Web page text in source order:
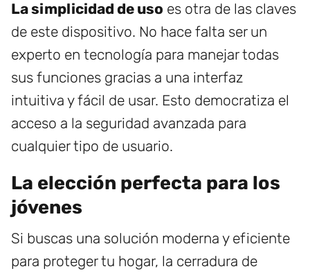
La simplicidad de uso es otra de las claves
de este dispositivo. No hace falta ser un
experto en tecnología para manejar todas
sus funciones gracias a una interfaz
intuitiva y fácil de usar. Esto democratiza el
acceso a la seguridad avanzada para
cualquier tipo de usuario.
La elección perfecta para los
jóvenes
Si buscas una solución moderna y eficiente
para proteger tu hogar, la cerradura de